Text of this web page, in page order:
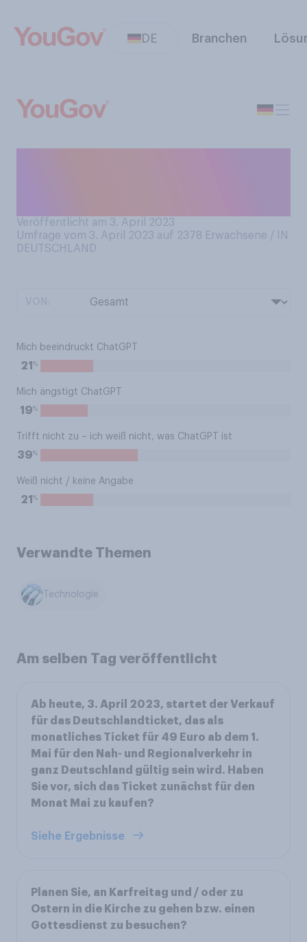
DE Branchen
Veröffentlicht am 3. April 2023
Umfrage vom 3. April 2023 auf 2378 Erwachsene / IN
DEUTSCHLAND
Mich beeindruckt ChatGPT
21 %
Mich ängstigt ChatGPT
19%
Trifft nicht zu – ich weiß nicht, was ChatGPT ist
39%
Weiß nicht / keine Angabe
21 %
Verwandte Themen
Technologie
Am selben Tag veröffentlicht
Ab heute, 3. April 2023, startet der Verkauf
für das Deutschlandticket, das als
monatliches Ticket für 49 Euro ab dem 1.
Mai für den Nah- und Regionalverkehr in
ganz Deutschland gültig sein wird. Haben
Sie vor, sich das Ticket zunächst für den
Monat Mai zu kaufen?
Siehe Ergebnisse
Planen Sie, an Karfreitag und / oder zu
Ostern in die Kirche zu gehen bzw. einen
Gottesdienst zu besuchen?